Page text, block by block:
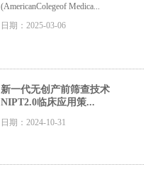
(AmericanColegeof Medica...
日期：2025-03-06
新一代无创产前筛查技术
NIPT2.0临床应用策...
日期：2024-10-31